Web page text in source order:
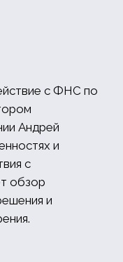
с ФНС по
Андрей
и
с
обзор
и